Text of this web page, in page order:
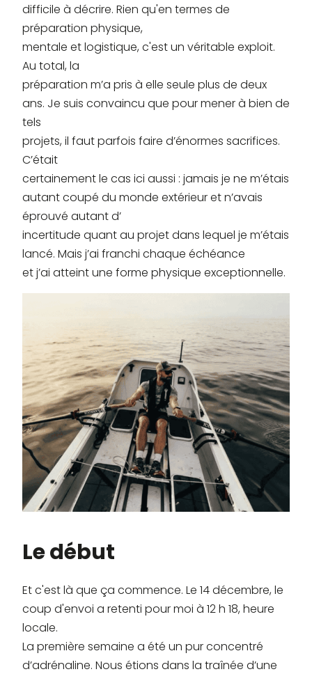
difficile à décrire. Rien qu'en termes de
préparation physique,
mentale et logistique, c'est un véritable exploit.
Au total, la
préparation m’a pris à elle seule plus de deux
ans. Je suis convaincu que pour mener à bien de
tels
projets, il faut parfois faire d’énormes sacrifices.
C’était
certainement le cas ici aussi : jamais je ne m’étais
autant coupé du monde extérieur et n’avais
éprouvé autant d’
incertitude quant au projet dans lequel je m’étais
lancé. Mais j’ai franchi chaque échéance
et j’ai atteint une forme physique exceptionnelle.
Le début
Et c'est là que ça commence. Le 14 décembre, le
coup d'envoi a retenti pour moi à 12 h 18, heure
locale.
La première semaine a été un pur concentré
d’adrénaline. Nous étions dans la traînée d’une